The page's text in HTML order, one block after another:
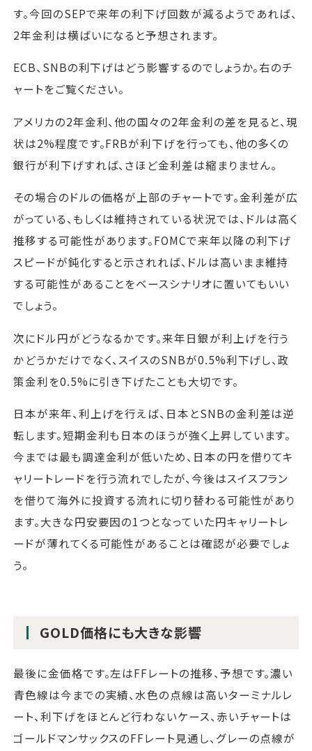
す。今回のSEPで来年の利下げ回数が減るようであれば、
2年金利は横ばいになると予想されます。
ECB、SNBの利下げはどう影響するのでしょうか。右のチ
ャートをご覧ください。
アメリカの2年金利、他の国々の2年金利の差を見ると、現
状は2%程度です。FRBが利下げを行っても、他の多くの
銀行が利下げすれば、さほど金利差は縮まりません。
その場合のドルの価格が上部のチャートです。金利差が広
がっている、もしくは維持されている状況では、ドルは高く
推移する可能性があります。FOMCで来年以降の利下げ
スピードが鈍化すると示されれば、ドルは高いまま維持
する可能性があることをベースシナリオに置いてもいい
でしょう。
次にドル円がどうなるかです。来年日銀が利上げを行う
かどうかだけでなく、スイスのSNBが0.5%利下げし、政
策金利を0.5%に引き下げたことも大切です。
日本が来年、利上げを行えば、日本とSNBの金利差は逆
転します。短期金利も日本のほうが強く上昇しています。
今までは最も調達金利が低いため、日本の円を借りてキ
ャリートレードを行う流れでしたが、今後はスイスフラン
を借りて海外に投資する流れに切り替わる可能性があり
ます。大きな円安要因の1つとなっていた円キャリートレ
ードが薄れてくる可能性があることは確認が必要でしょ
う。
GOLD価格にも大きな影響
最後に金価格です。左はFFレートの推移、予想です。濃い
青色線は今までの実績、水色の点線は高いターミナルレ
ート、利下げをほとんど行わないケース、赤いチャートは
ゴールドマンサックスのFFレート見通し、グレーの点線が